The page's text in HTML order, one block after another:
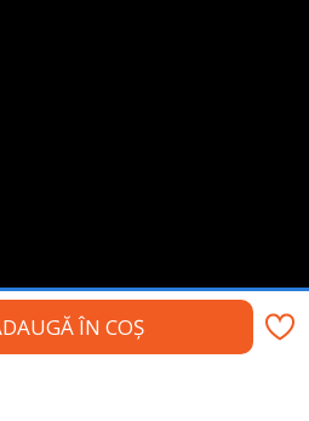
ÎN COŞ
Shop Online · Toate drepturile rezervate